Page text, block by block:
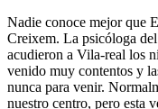
Nadie conoce mejor que
Creixem. La psicóloga
acudieron a Vila-real los
venido muy contentos y
nunca para venir.
nuestro centro, pero esta